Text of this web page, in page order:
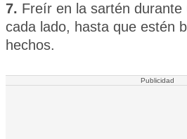
7. Freír en la sartén durante
cada lado, hasta que estén
hechos.
Publicidad